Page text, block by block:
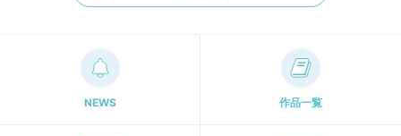
NEWS 作品一覧